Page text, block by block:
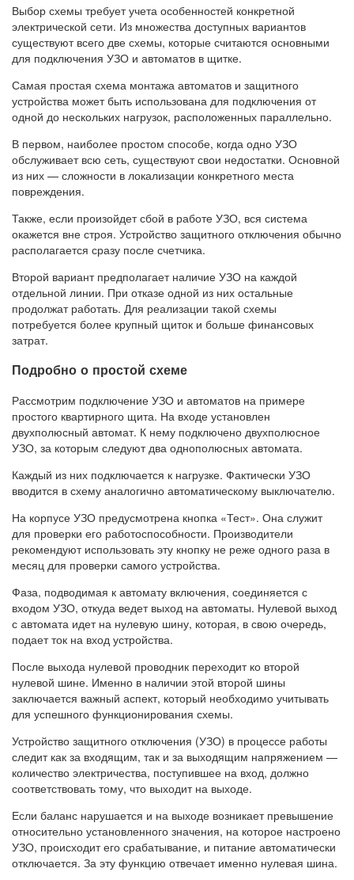
Выбор схемы требует учета особенностей конкретной
электрической сети. Из множества доступных вариантов
существуют всего две схемы, которые считаются основными
для подключения УЗО и автоматов в щитке.
Самая простая схема монтажа автоматов и защитного
устройства может быть использована для подключения от
одной до нескольких нагрузок, расположенных параллельно.
В первом, наиболее простом способе, когда одно УЗО
обслуживает всю сеть, существуют свои недостатки. Основной
из них — сложности в локализации конкретного места
повреждения.
Также, если произойдет сбой в работе УЗО, вся система
окажется вне строя. Устройство защитного отключения обычно
располагается сразу после счетчика.
Второй вариант предполагает наличие УЗО на каждой
отдельной линии. При отказе одной из них остальные
продолжат работать. Для реализации такой схемы
потребуется более крупный щиток и больше финансовых
затрат.
Подробно о простой схеме
Рассмотрим подключение УЗО и автоматов на примере
простого квартирного щита. На входе установлен
двухполюсный автомат. К нему подключено двухполюсное
УЗО, за которым следуют два однополюсных автомата.
Каждый из них подключается к нагрузке. Фактически УЗО
вводится в схему аналогично автоматическому выключателю.
На корпусе УЗО предусмотрена кнопка «Тест». Она служит
для проверки его работоспособности. Производители
рекомендуют использовать эту кнопку не реже одного раза в
месяц для проверки самого устройства.
Фаза, подводимая к автомату включения, соединяется с
входом УЗО, откуда ведет выход на автоматы. Нулевой выход
с автомата идет на нулевую шину, которая, в свою очередь,
подает ток на вход устройства.
После выхода нулевой проводник переходит ко второй
нулевой шине. Именно в наличии этой второй шины
заключается важный аспект, который необходимо учитывать
для успешного функционирования схемы.
Устройство защитного отключения (УЗО) в процессе работы
следит как за входящим, так и за выходящим напряжением —
количество электричества, поступившее на вход, должно
соответствовать тому, что выходит на выходе.
Если баланс нарушается и на выходе возникает превышение
относительно установленного значения, на которое настроено
УЗО, происходит его срабатывание, и питание автоматически
отключается. За эту функцию отвечает именно нулевая шина.